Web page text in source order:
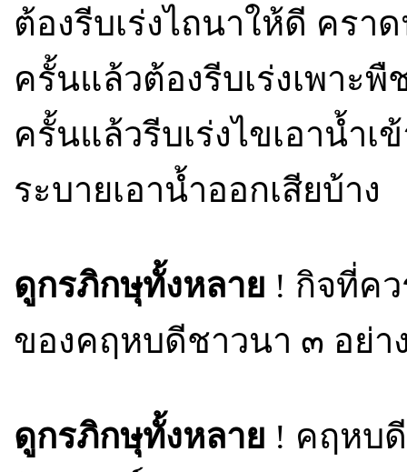
ต้องรีบเร่งไถนาให้ดี ครา
ครั้นแล้วต้องรีบเร่งเพาะพื
ครั้นแล้วรีบเร่งไขเอาน้ำเ
ระบายเอาน้ำออกเสียบ้าง
ดูกรภิกษุทั้งหลาย ! กิจที่ค
ของคฤหบดีชาวนา ๓ อย่า
ดูกรภิกษุทั้งหลาย ! คฤหบ